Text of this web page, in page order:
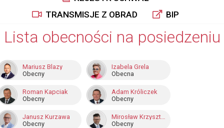
TRANSMISJE Z OBRAD
BIP
Lista obecności na posiedzeniu
Mariusz Blazy
Obecny
Izabela Grela
Obecna
Roman Kapciak
Obecny
Adam Króliczek
Obecny
Janusz Kurzawa
Obecny
Mirosław Krzysztof Nowak
Obecny